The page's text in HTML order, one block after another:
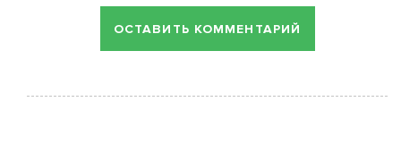
ОСТАВИТЬ КОММЕНТАРИЙ